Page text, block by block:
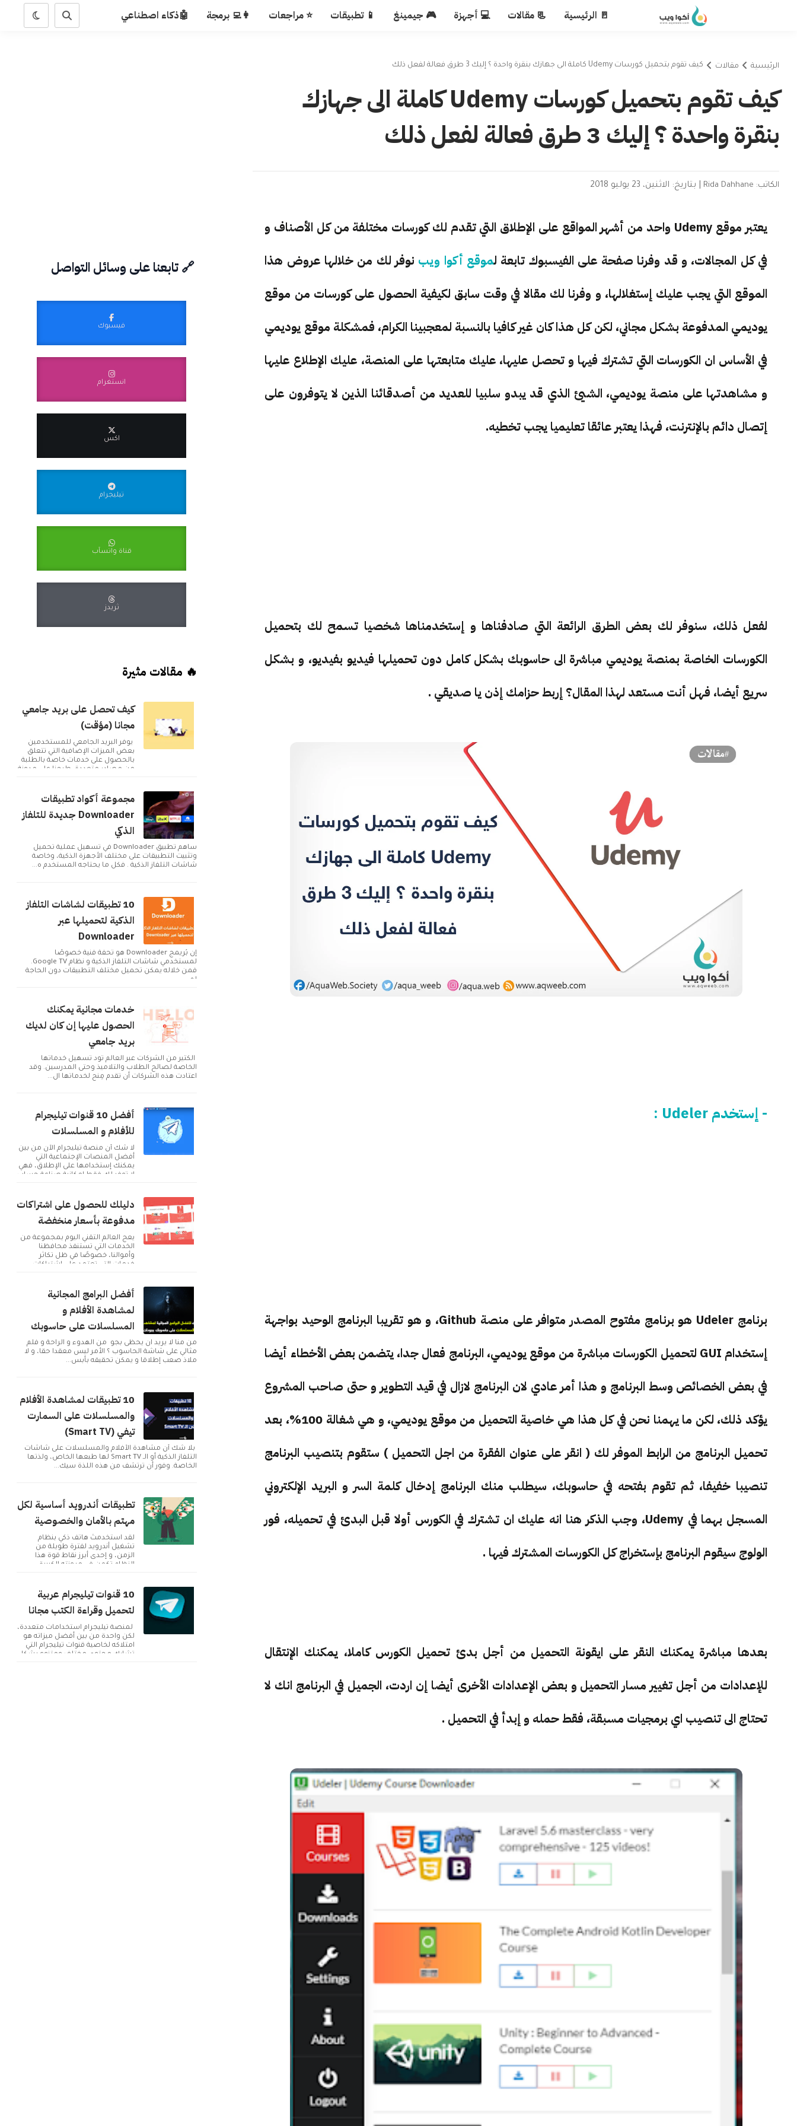
🚪 الرئيسية 📃 مقالات 💻 أجهزة 🎮 جيمينغ 📱 تطبيقات ⭐ مراجعات 👩‍💻 برمجة 🤖ذكاء اصطناعي
الرئيسية مقالات كيف تقوم بتحميل كورسات Udemy كاملة الى جهازك بنقرة واحدة ؟ إليك 3 طرق فعالة لفعل ذلك
كيف تقوم بتحميل كورسات Udemy كاملة الى جهازك
بنقرة واحدة ؟ إليك 3 طرق فعالة لفعل ذلك
الكاتب: Rida Dahhane بتاريخ: الاثنين، 23 يوليو 2018
يعتبر موقع Udemy واحد من أشهر المواقع على الإطلاق التي تقدم لك كورسات مختلفة من كل الأصناف و
في كل المجالات، و قد وفرنا صفحة على الفيسبوك تابعة لموقع أكوا ويب نوفر لك من خلالها عروض هذا
الموقع التي يجب عليك إستغلالها، و وفرنا لك مقالا في وقت سابق لكيفية الحصول على كورسات من موقع
يوديمي المدفوعة بشكل مجاني، لكن كل هذا كان غير كافيا بالنسبة لمعجبينا الكرام، فمشكلة موقع يوديمي
في الأساس ان الكورسات التي تشترك فيها و تحصل عليها، عليك متابعتها على المنصة، عليك الإطلاع عليها
و مشاهدتها على منصة يوديمي، الشيئ الذي قد يبدو سلبيا للعديد من أصدقائنا الذين لا يتوفرون على
إتصال دائم بالإنترنت، فهذا يعتبر عائقا تعليميا يجب تخطيه.
لفعل ذلك، سنوفر لك بعض الطرق الرائعة التي صادفناها و إستخدمناها شخصيا تسمح لك بتحميل
الكورسات الخاصة بمنصة يوديمي مباشرة الى حاسوبك بشكل كامل دون تحميلها فيديو بفيديو، و بشكل
سريع أيضا، فهل أنت مستعد لهذا المقال؟ إربط حزامك إذن يا صديقي .
- إستخدم Udeler :
برنامج Udeler هو برنامج مفتوح المصدر متوافر على منصة Github، و هو تقريبا البرنامج الوحيد بواجهة
إستخدام GUI لتحميل الكورسات مباشرة من موقع يوديمي، البرنامج فعال جدا، يتضمن بعض الأخطاء أيضا
في بعض الخصائص وسط البرنامج و هذا أمر عادي لان البرنامج لازال في قيد التطوير و حتى صاحب المشروع
يؤكد ذلك، لكن ما يهمنا نحن في كل هذا هي خاصية التحميل من موقع يوديمي، و هي شغالة 100%، بعد
تحميل البرنامج من الرابط الموفر لك ( انقر على عنوان الفقرة من اجل التحميل ) ستقوم بتنصيب البرنامج
تنصيبا خفيفا، ثم تقوم بفتحه في حاسوبك، سيطلب منك البرنامج إدخال كلمة السر و البريد الإلكتروني
المسجل بهما في Udemy، وجب الذكر هنا انه عليك ان تشترك في الكورس أولا قبل البدئ في تحميله، فور
الولوج سيقوم البرنامج بإستخراج كل الكورسات المشترك فيها .
بعدها مباشرة يمكنك النقر على ايقونة التحميل من أجل بدئ تحميل الكورس كاملا، يمكنك الإنتقال
للإعدادات من أجل تغيير مسار التحميل و بعض الإعدادات الأخرى أيضا إن اردت، الجميل في البرنامج انك لا
تحتاج الى تنصيب اي برمجيات مسبقة، فقط حمله و إبدأ في التحميل .
🔗 تابعنا على وسائل التواصل
فيسبوك
انستغرام
اكس
تيليجرام
قناة واتسآب
ثريدز
🔥 مقالات مثيرة
كيف تحصل على بريد جامعي
مجانا (مؤقت)
يوفر البريد الجامعي للمستخدمين
بعض الميزات الإضافية التي تتعلق
بالحصول على خدمات خاصة بالطلبة
من مصادر متعددة. طرحنا على مدونة
مجموعة أكواد تطبيقات
Downloader جديدة للتلفاز
الذكي
ساهم تطبيق Downloader في تسهيل عملية تحميل
وتثبيت التطبيقات على مختلف الأجهزة الذكية، وخاصة
شاشات التلفاز الذكية . فكل ما يحتاجه المستخدم ه...
10 تطبيقات لشاشات التلفاز
الذكية لتحميلها عبر
Downloader
إن بُريمج Downloader هو تحفة فنية خصوصًا
لمستخدمي شاشات التلفاز الذكية و نظام Google TV.
فمن خلاله يمكن تحميل مختلف التطبيقات دون الحاجة
لم...
خدمات مجانية يمكنك
الحصول عليها إن كان لديك
بريد جامعي
الكثير من الشركات عبر العالم تود تسهيل خدماتها
الخاصة لصالح الطلاب والتلاميذ وحتى المدرسين. وقد
اعتادت هذه الشركات أن تقدم مِنح لخدماتها ال...
أفضل 10 قنوات تيليجرام
للأفلام و المسلسلات
لا شك أن منصة تيليجرام الآن من بين
أفضل المنصات الإجتماعية التي
يمكنك إستخدامها على الإطلاق، فهي
لا توفر لك فقط إمكانية صناعة حساب
دليلك للحصول على اشتراكات
مدفوعة بأسعار منخفضة
يعج العالم التقني اليوم بمجموعة من
الخدمات التي تستنفذ محافظنا
وأموالنا، خصوصًا في ظل تكاثر
خدمات التي تعتمد على اشتراكات
أفضل البرامج المجانية
لمشاهدة الأفلام و
المسلسلات على حاسوبك
من منا لا يريد ان يحظى بجو من الهدوء و الراحة و فلم
مثالي على شاشة الحاسوب ؟ الأمر ليس معقدا حقا، و لا
ملاذ صعب إطلاقا و يمكن تحقيقه بأبس...
10 تطبيقات لمشاهدة الأفلام
والمسلسلات على السمارت
تيفي (Smart TV)
بلا شك أن مشاهدة الأفلام والمسلسلات على شاشات
التلفاز الذكية أو الـ Smart TV لها طبعها الخاص، ولذتها
الخاصة. وفور أن ترتشف من هذه اللذة سيك...
تطبيقات أندرويد أساسية لكل
مهتم بالأمان والخصوصية
لقد استخدمتُ هاتف ذكي بنظام
تشغيل أندرويد لفترة طويلة من
الزمن، و إحدى أبرز نقاط قوة هذا
النظام تكمن في مرونته الكبيرة
10 قنوات تيليجرام عربية
لتحميل وقراءة الكتب مجانا
لمنصة تيليجرام استخدامات متعددة،
لكن واحدة من بين أفضل ميزاته هو
امتلاكه لخاصية قنوات تيليجرام التي
تشارك محتوى مختلف ومتنوع بشكل